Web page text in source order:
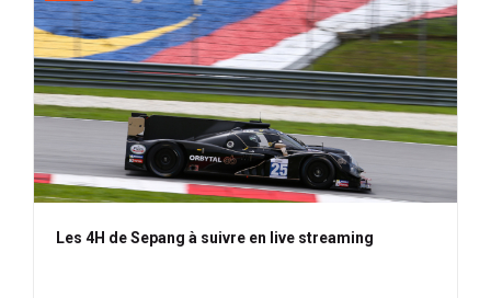
Les 4H de Sepang à suivre en live streaming